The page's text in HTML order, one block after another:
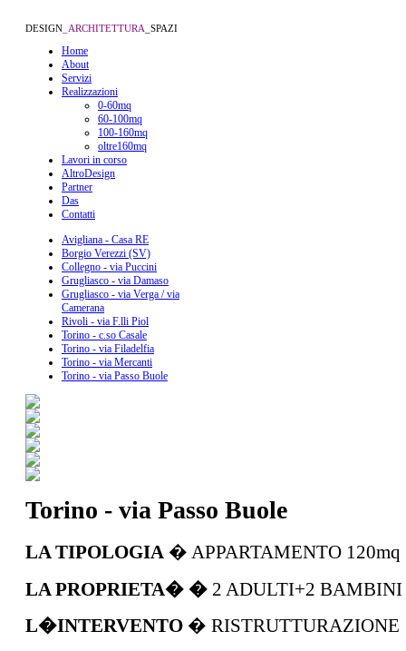
DESIGN _ARCHITETTURA _SPAZI
Home
About
Servizi
Realizzazioni
0-60mq
60-100mq
100-160mq
oltre160mq
Lavori in corso
AltroDesign
Partner
Das
Contatti
Avigliana - Casa RE
Borgio Verezzi (SV)
Collegno - via Puccini
Grugliasco - via Damaso
Grugliasco - via Verga / via
Camerana
Rivoli - via F.lli Piol
Torino - c.so Casale
Torino - via Filadelfia
Torino - via Mercanti
Torino - via Passo Buole
Torino - via Passo Buole
LA TIPOLOGIA � APPARTAMENTO 120mq
LA PROPRIETA� � 2 ADULTI+2 BAMBINI
L�INTERVENTO � RISTRUTTURAZIONE